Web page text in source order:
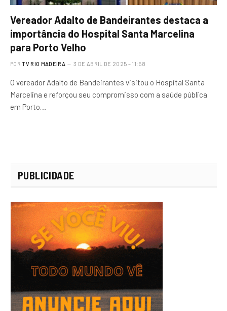
Vereador Adalto de Bandeirantes destaca a
importância do Hospital Santa Marcelina
para Porto Velho
POR TV RIO MADEIRA 3 DE ABRIL DE 2025 – 11:58
O vereador Adalto de Bandeirantes visitou o Hospital Santa
Marcelina e reforçou seu compromisso com a saúde pública
em Porto…
PUBLICIDADE